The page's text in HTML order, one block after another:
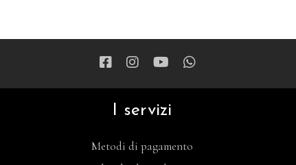
I servizi
Metodi di pagamento